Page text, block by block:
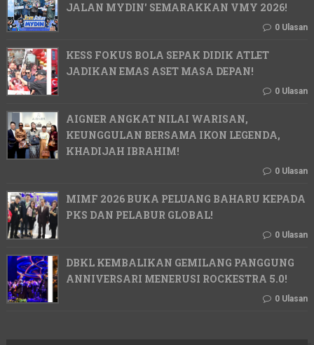
JALAN MYDIN' SEMARAKKAN VMY 2026!
0 Ulasan
KESS FOKUS BOLA SEPAK DIDIK ATLET
JADIKAN EMAS ASET MASA DEPAN!
0 Ulasan
AIGNER ANGKAT NILAI WARISAN,
KEUNGGULAN BERSAMA IKON LEGENDA,
KHADIJAH IBRAHIM!
0 Ulasan
MIMF 2026 BUKA PELUANG BAHARU KEPADA
PKS DAN PELABUR GLOBAL!
0 Ulasan
DBKL KEMBALIKAN GEMILANG PANGGUNG
ANNIVERSARI MENERUSI ROCKESTRA 5.0!
0 Ulasan